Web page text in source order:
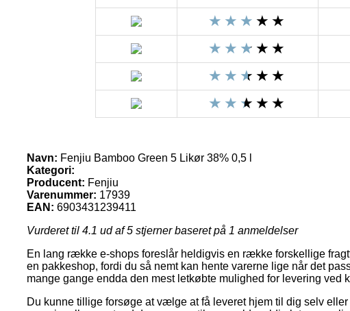
Navn: Fenjiu Bamboo Green 5 Likør 38% 0,5 l
Kategori:
Producent: Fenjiu
Varenummer: 17939
EAN: 6903431239411
Vurderet til 4.1 ud af 5 stjerner baseret på 1 anmeldelser
En lang række e-shops foreslår heldigvis en række forskellige
en pakkeshop, fordi du så nemt kan hente varerne lige når det
mange gange endda den mest letkøbte mulighed for levering ved
Du kunne tillige forsøge at vælge at få leveret hjem til dig selv